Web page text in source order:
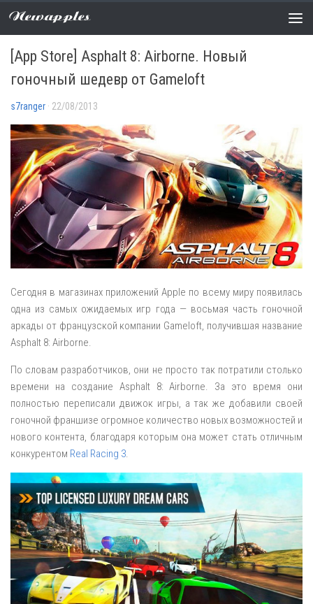
Newapples
APP STORE/ НОВОСТИ 0 COMMENTS
[App Store] Asphalt 8: Airborne. Новый
гоночный шедевр от Gameloft
s7ranger · 22/08/2013
Сегодня в магазинах приложений Apple по всему миру появилась
одна из самых ожидаемых игр года — восьмая часть гоночной
аркады от французской компании Gameloft, получившая название
Asphalt 8: Airborne.
По словам разработчиков, они не просто так потратили столько
времени на создание Asphalt 8: Airborne. За это время они
полностью переписали движок игры, а так же добавили своей
гоночной франшизе огромное количество новых возможностей и
нового контента, благодаря которым она может стать отличным
конкурентом Real Racing 3